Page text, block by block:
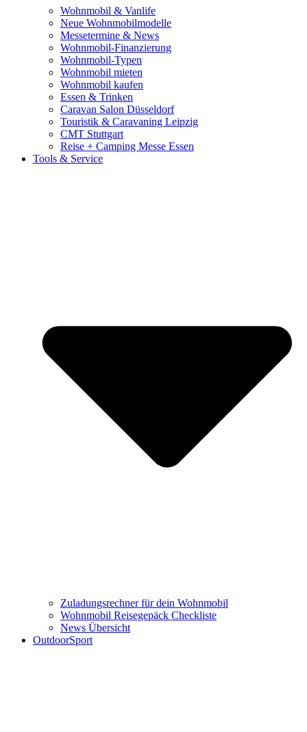
Wohnmobil & Vanlife
Neue Wohnmobilmodelle
Messetermine & News
Wohnmobil-Finanzierung
Wohnmobil-Typen
Wohnmobil mieten
Wohnmobil kaufen
Essen & Trinken
Caravan Salon Düsseldorf
Touristik & Caravaning Leipzig
CMT Stuttgart
Reise + Camping Messe Essen
Tools & Service
Zuladungsrechner für dein Wohnmobil
Wohnmobil Reisegepäck Checkliste
News Übersicht
OutdoorSport